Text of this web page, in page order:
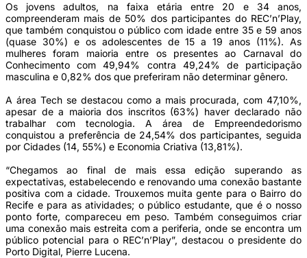
Os jovens adultos, na faixa etária entre 20 e 34 anos,
compreenderam mais de 50% dos participantes do REC’n’Play,
que também conquistou o público com idade entre 35 e 59 anos
(quase 30%) e os adolescentes de 15 a 19 anos (11%). As
mulheres foram maioria entre os presentes ao Carnaval do
Conhecimento com 49,94% contra 49,24% de participação
masculina e 0,82% dos que preferiram não determinar gênero.
A área Tech se destacou como a mais procurada, com 47,10%,
apesar de a maioria dos inscritos (63%) haver declarado não
trabalhar com tecnologia. A área de Empreendedorismo
conquistou a preferência de 24,54% dos participantes, seguida
por Cidades (14, 55%) e Economia Criativa (13,81%).
“Chegamos ao final de mais essa edição superando as
expectativas, estabelecendo e renovando uma conexão bastante
positiva com a cidade. Trouxemos muita gente para o Bairro do
Recife e para as atividades; o público estudante, que é o nosso
ponto forte, compareceu em peso. Também conseguimos criar
uma conexão mais estreita com a periferia, onde se encontra um
público potencial para o REC’n’Play”, destacou o presidente do
Porto Digital, Pierre Lucena.